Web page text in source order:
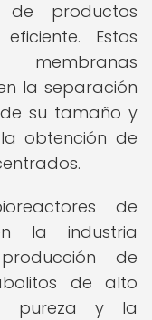
de productos
Estos
la separación
su tamaño y
obtención de
de
la industria
de
de alto
pureza y la